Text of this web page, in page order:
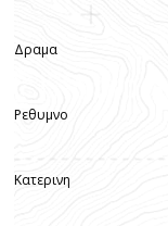
Δραμα
Ρεθυμνο
Κατερινη